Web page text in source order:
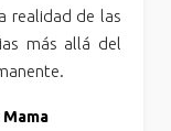
realidad de las
más allá del